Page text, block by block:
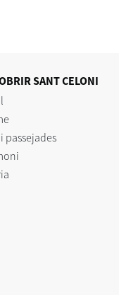
SANT CELONI
passejades